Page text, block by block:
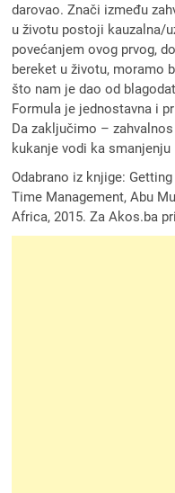
darovao. Znači između
u životu postoji kauzalna/
povećanjem ovog prvog,
bereket u životu, moramo
što nam je dao od
Formula je jednostavna i
Da zaključimo –
kukanje vodi ka
Odabrano iz knjige:
Time Management, Abu
Africa, 2015. Za Akos.ba